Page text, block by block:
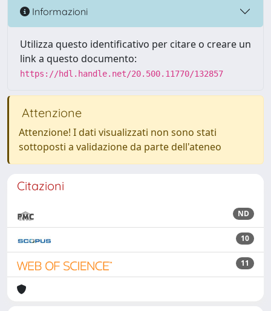
Informazioni
Utilizza questo identificativo per citare o creare un
link a questo documento:
https://hdl.handle.net/20.500.11770/132857
Attenzione
Attenzione! I dati visualizzati non sono stati
sottoposti a validazione da parte dell'ateneo
Citazioni
ND
10
11